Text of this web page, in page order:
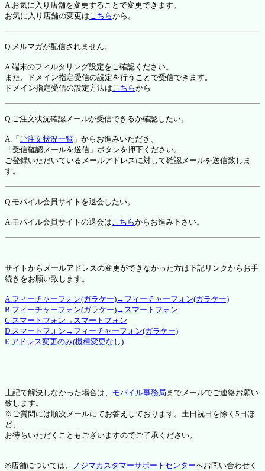
A.お気に入り店舗を変更することで変更できます。
お気に入り店舗の変更はこちらから。
Q.メルマガが配信されません。
A.端末のフィルタリング設定をご確認ください。
また、ドメイン指定受信の設定を行うことで受信できます。
ドメイン指定受信の設定方法はこちらから
Q.ご注文状況確認メールが受信できるか確認したい。
A.「 ご注文状況一覧 」からお進みいただき、
「受信確認メールを送信」ボタンを押下ください。
ご登録いただいているメールアドレスに対して確認メールを送信致しま
す。
Q.モバイル会員サイトを退会したい。
A.モバイル会員サイトの退会はこちらからお進み下さい。
サイトからメールアドレスの変更ができなかった方は下記リンクからお手
続きをお願い致します。
A.フィーチャーフォン(ガラケー)→フィーチャーフォン(ガラケー)
B.フィーチャーフォン(ガラケー)→スマートフォン
C.スマートフォン→スマートフォン
D.スマートフォン→フィーチャーフォン(ガラケー)
E.アドレス変更のみ(機種変更なし)
上記で解決しなかった場合は、 モバイル事務局 までメールでご連絡お願い
致します。
※ご質問には順次メールにてお答えしております。土日祝日を除く5日ほ
ど、
お待ちいただくこともございますのでご了承ください。
※店舗については、 ノジマカスタマーサポートセンターへお問い合わせく